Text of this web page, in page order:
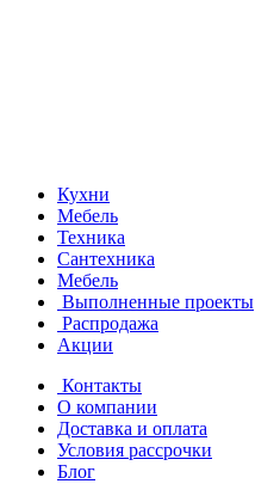
Кухни
Мебель
Техника
Сантехника
Мебель
Выполненные проекты
Распродажа
Акции
Контакты
О компании
Доставка и оплата
Условия рассрочки
Блог